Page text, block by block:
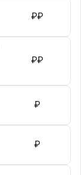
₽₽
₽₽
₽
₽